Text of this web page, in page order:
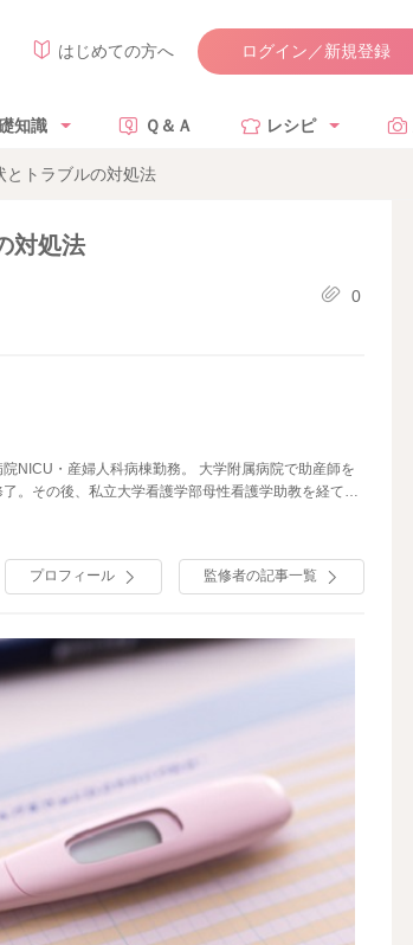
はじめての方へ ログイン／新規登録
知識 Ｑ＆Ａ レシピ
とトラブルの対処法
対処法
0
NICU・産婦人科病棟勤務。 大学附属病院で助産師を
。その後、私立大学看護学部母性看護学助教を経て、
プロフィール 監修者の記事一覧